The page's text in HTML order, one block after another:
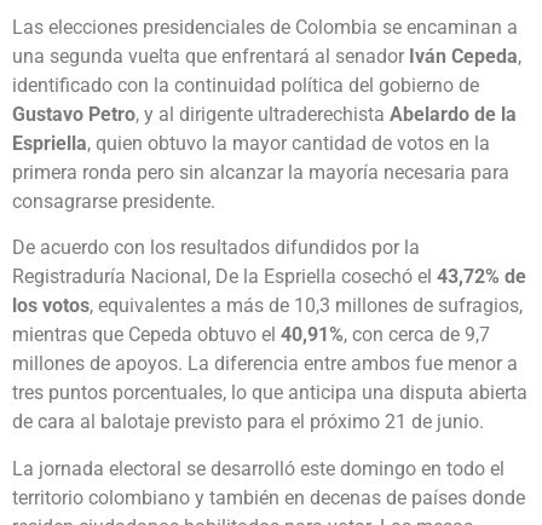
Las elecciones presidenciales de Colombia se encaminan a
una segunda vuelta que enfrentará al senador Iván Cepeda,
identificado con la continuidad política del gobierno de
Gustavo Petro, y al dirigente ultraderechista Abelardo de la
Espriella, quien obtuvo la mayor cantidad de votos en la
primera ronda pero sin alcanzar la mayoría necesaria para
consagrarse presidente.
De acuerdo con los resultados difundidos por la
Registraduría Nacional, De la Espriella cosechó el 43,72% de
los votos, equivalentes a más de 10,3 millones de sufragios,
mientras que Cepeda obtuvo el 40,91%, con cerca de 9,7
millones de apoyos. La diferencia entre ambos fue menor a
tres puntos porcentuales, lo que anticipa una disputa abierta
de cara al balotaje previsto para el próximo 21 de junio.
La jornada electoral se desarrolló este domingo en todo el
territorio colombiano y también en decenas de países donde